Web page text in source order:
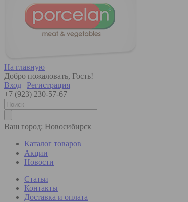
На главную
Добро пожаловать, Гость!
Вход | Регистрация
+7 (923) 230-57-67
Ваш город: Новосибирск
Каталог товаров
Акции
Новости
Статьи
Контакты
Доставка и оплата